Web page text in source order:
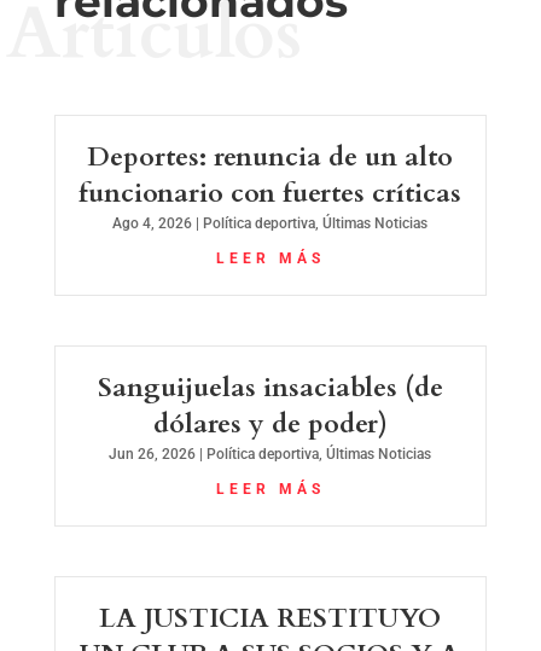
Artículos
Deportes: renuncia de un alto
funcionario con fuertes críticas
Ago 4, 2026 | Política deportiva ,Últimas Noticias
LEER MÁS
Sanguijuelas insaciables (de
dólares y de poder)
Jun 26, 2026 | Política deportiva ,Últimas Noticias
LEER MÁS
LA JUSTICIA RESTITUYO